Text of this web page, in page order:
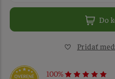
Do
Pridať
100%